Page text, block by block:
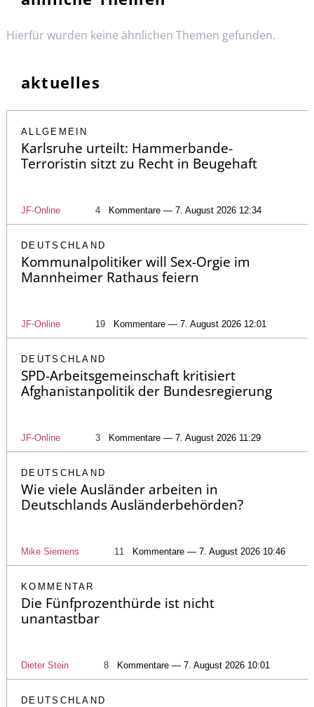
Hierfür wurden keine ähnlichen Themen gefunden.
aktuelles
ALLGEMEIN
Karlsruhe urteilt: Hammerbande-
Terroristin sitzt zu Recht in Beugehaft
JF-Online 4 Kommentare — 7. August 2026 12:34
DEUTSCHLAND
Kommunalpolitiker will Sex-Orgie im
Mannheimer Rathaus feiern
JF-Online 19 Kommentare — 7. August 2026 12:01
DEUTSCHLAND
SPD-Arbeitsgemeinschaft kritisiert
Afghanistanpolitik der Bundesregierung
JF-Online 3 Kommentare — 7. August 2026 11:29
DEUTSCHLAND
Wie viele Ausländer arbeiten in
Deutschlands Ausländerbehörden?
Mike Siemens 11 Kommentare — 7. August 2026 10:46
KOMMENTAR
Die Fünfprozenthürde ist nicht
unantastbar
Dieter Stein 8 Kommentare — 7. August 2026 10:01
DEUTSCHLAND